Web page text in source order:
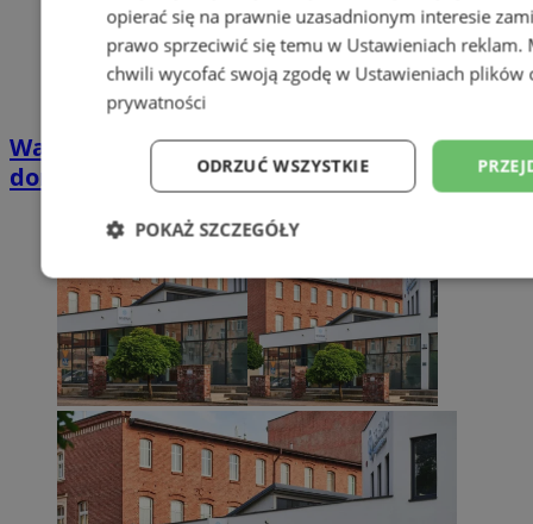
Wakacyjny wypoczynek nad Bałtykiem w
domkach Szmaragdowe Morze
opierać się na prawnie uzasadnionym interesie
prawo sprzeciwić się temu w Ustawieniach reklam.
chwili wycofać swoją zgodę w Ustawieniach plików
prywatności
ODRZUĆ WSZYSTKIE
POKAŻ SZCZEGÓŁY
Niezbędne Wydajność
Niesklasyfikowane